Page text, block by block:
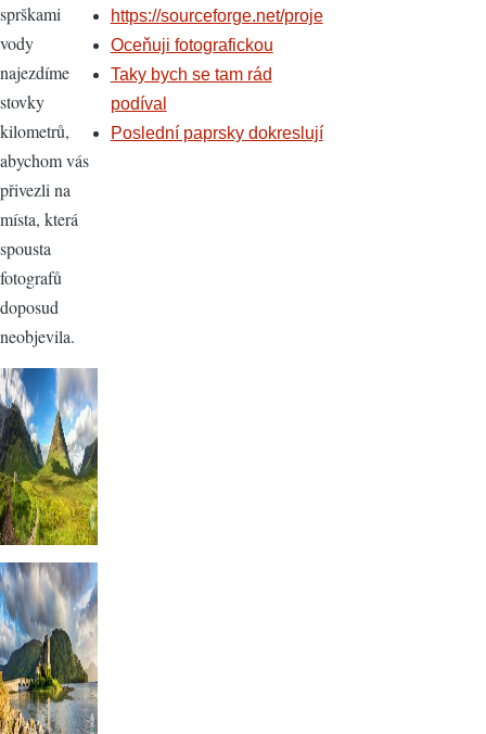
sprškami
vody
najezdíme
stovky
kilometrů,
abychom vás
přivezli na
místa, která
spousta
fotografů
doposud
neobjevila.
https://sourceforge.net/proje
Oceňuji fotografickou
Taky bych se tam rád
podíval
Poslední paprsky dokreslují